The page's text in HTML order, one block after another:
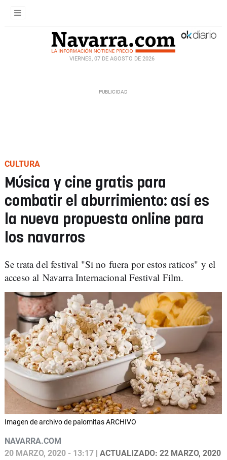
VIERNES, 07 DE AGOSTO DE 2026
CULTURA
Música y cine gratis para
combatir el aburrimiento: así es
la nueva propuesta online para
los navarros
Se trata del festival "Si no fuera por estos raticos" y el
acceso al Navarra Internacional Festival Film.
Imagen de archivo de palomitas ARCHIVO
NAVARRA.COM
20 MARZO, 2020 - 13:17 | ACTUALIZADO: 22 MARZO, 2020